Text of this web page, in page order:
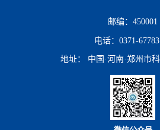
邮编：450001
电话：0371-
地址： 中国·河南·郑州市